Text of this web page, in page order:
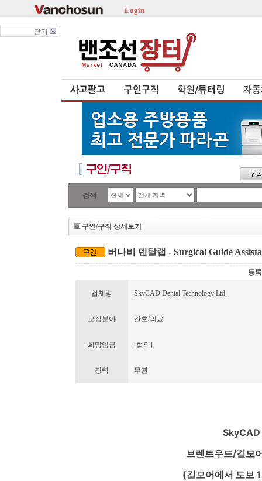
Login
닫기
사고팔고 구인구직 학원/튜터링 자
검색
구인/구직 상세보기
버나비 덴탈랩 - Surgical Guide
등
업체명 SkyCAD Dental Technology Ltd.
모집분야 간호/의료
희망임금 [협의]
경력 무관
브렌트우드/길모
(길모어에서 도보